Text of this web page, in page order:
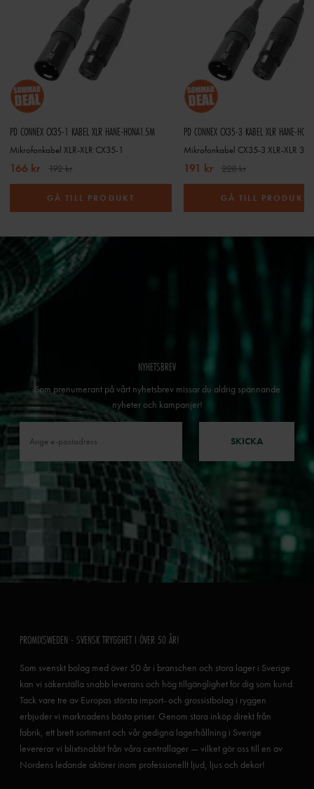
PD CONNEX CX35-1 KABEL XLR HANE-HONA1.5M
Mikrofonkabel XLR-XLR CX35-1
166 kr 192 kr
GÅ TILL PRODUKT
PD CONNEX CX35-3 KABEL XLR HANE-
Mikrofonkabel CX35-3 XLR-XLR 3,0
191 kr 228 kr
GÅ TILL PRODUKT
NYHETSBREV
Som prenumerant på vårt nyhetsbrev missar du aldrig spännande
nyheter och kampanjer!
SKICKA
PROMIXSWEDEN - SVENSK TRYGGHET I ÖVER 50 ÅR!
Som svenskt bolag med över 50 år i branschen och stora lager i Sverige
kan vi säkerställa snabb leverans och hög tillgänglighet för dig som kund.
Tack vare tre av Europas största import- och grossistbolag i ryggen
erbjuder vi marknadens bästa priser. Genom stora inköp direkt från
fabrik, ett brett sortiment och vår gedigna lagerhållning i Sverige
levererar vi blixtsnabbt från våra centrallager — vilket gör oss till en av
Nordens ledande aktörer inom professionellt ljud, ljus och dekor!